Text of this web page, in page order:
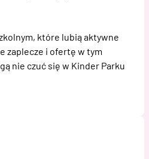
które lubią aktywne
zaplecze i ofertę w tym
nie czuć się w Kinder Parku